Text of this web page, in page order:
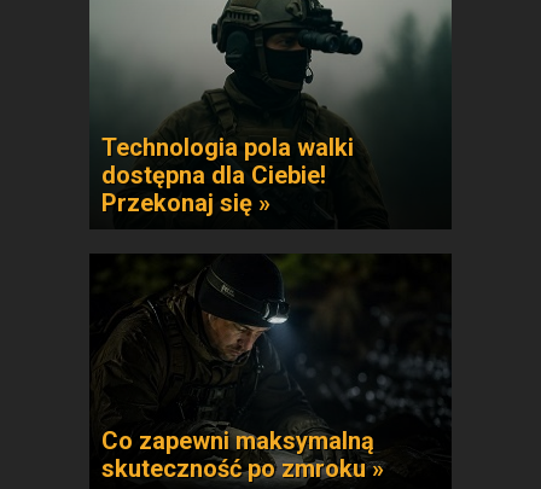
Technologia pola walki
dostępna dla Ciebie!
Przekonaj się »
Co zapewni maksymalną
skuteczność po zmroku »